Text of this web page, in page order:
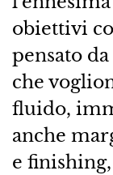
obiettivi
pensato
che
fluido,
anche
e